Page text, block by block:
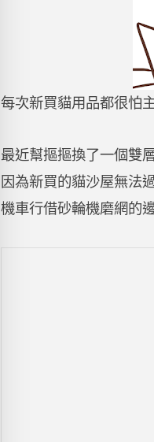
每次新買貓用品都很
最近幫摳摳換了一個雙
因為新買的貓沙屋無法
機車行借砂輪機磨網的